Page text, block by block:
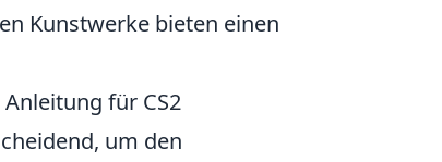
Kunstwerke bieten einen
für CS2
um den